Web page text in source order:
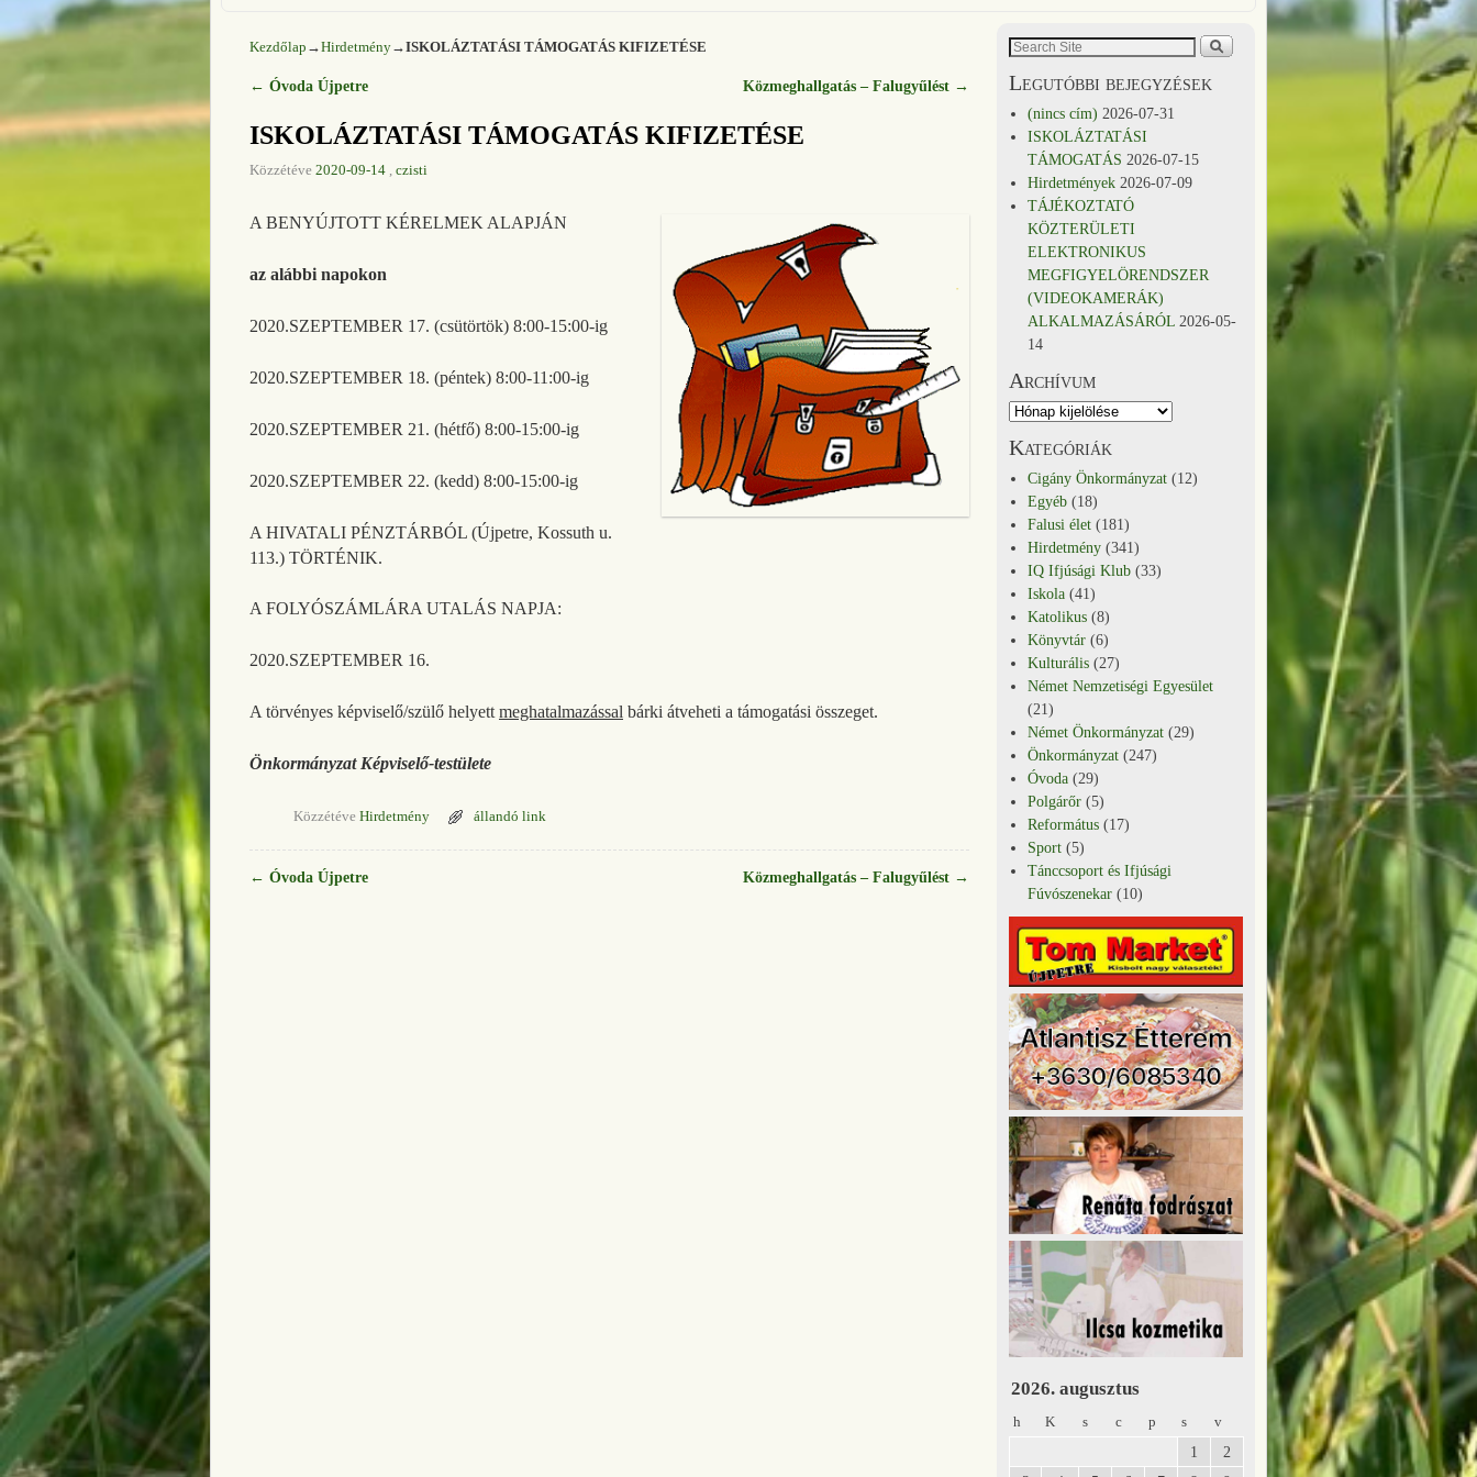
Kezdőlap →Hirdetmény→ISKOLÁZTATÁSI TÁMOGATÁS KIFIZETÉSE
Bejegyzés navigáció
← Óvoda Újpetre Közmeghallgatás – Falugyűlést →
ISKOLÁZTATÁSI TÁMOGATÁS KIFIZETÉSE
Közzétéve 2020-09-14 , czisti
A BENYÚJTOTT KÉRELMEK ALAPJÁN
az alábbi napokon
2020.SZEPTEMBER 17. (csütörtök) 8:00-15:00-ig
2020.SZEPTEMBER 18. (péntek) 8:00-11:00-ig
2020.SZEPTEMBER 21. (hétfő) 8:00-15:00-ig
2020.SZEPTEMBER 22. (kedd) 8:00-15:00-ig
A HIVATALI PÉNZTÁRBÓL (Újpetre, Kossuth u.
113.) TÖRTÉNIK.
A FOLYÓSZÁMLÁRA UTALÁS NAPJA:
2020.SZEPTEMBER 16.
A törvényes képviselő/szülő helyett meghatalmazással bárki átveheti a támogatási összeget.
Önkormányzat Képviselő-testülete
Közzétéve Hirdetmény állandó link
Bejegyzés navigáció
← Óvoda Újpetre Közmeghallgatás – Falugyűlést →
Legutóbbi bejegyzések
(nincs cím) 2026-07-31
ISKOLÁZTATÁSI
TÁMOGATÁS 2026-07-15
Hirdetmények 2026-07-09
TÁJÉKOZTATÓ
KÖZTERÜLETI
ELEKTRONIKUS
MEGFIGYELÖRENDSZER
(VIDEOKAMERÁK)
ALKALMAZÁSÁRÓL 2026-05-
14
Archívum
Kategóriák
Cigány Önkormányzat (12)
Egyéb (18)
Falusi élet (181)
Hirdetmény (341)
IQ Ifjúsági Klub (33)
Iskola (41)
Katolikus (8)
Könyvtár (6)
Kulturális (27)
Német Nemzetiségi Egyesület
(21)
Német Önkormányzat (29)
Önkormányzat (247)
Óvoda (29)
Polgárőr (5)
Református (17)
Sport (5)
Tánccsoport és Ifjúsági
Fúvószenekar (10)
2026. augusztus
h K s c p s v
1
2